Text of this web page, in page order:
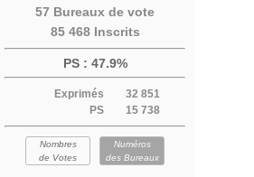
57 Bureaux de vote
85 468 Inscrits
PS : 47.9%
Exprimés
32 851
PS
15 738
Nombres
de Votes
Numéros
des Bureaux